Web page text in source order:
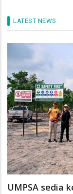
LATEST NEWS
UMPSA sedia